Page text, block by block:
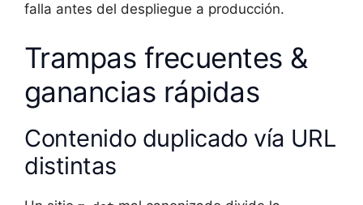
falla antes del despliegue a producción.
Trampas frecuentes &
ganancias rápidas
Contenido duplicado vía URL
distintas